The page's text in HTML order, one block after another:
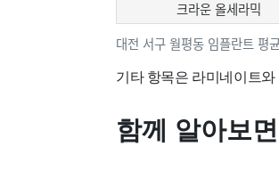
대전 서구 월평동 임플란트 평
크라운 올세라믹
기타 항목은 라미네이트
함께 알아보